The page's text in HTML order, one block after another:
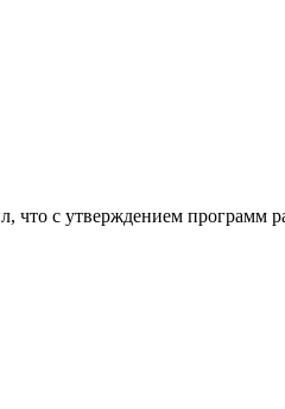
что с утверждением программ